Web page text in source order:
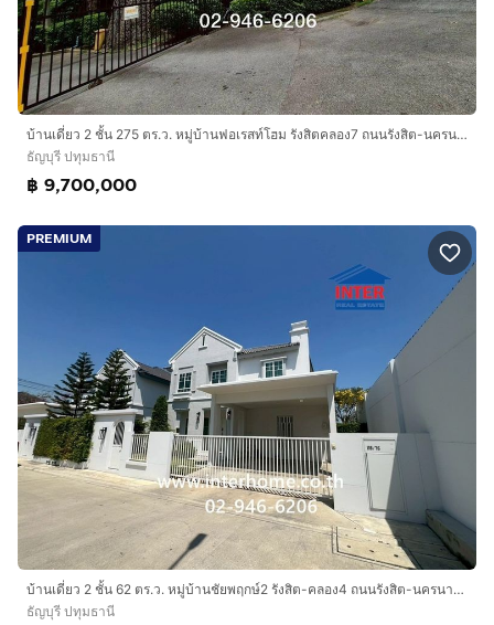
บ้านเดี่ยว 2 ชั้น 275 ตร.ว. หมู่บ้านฟอเรสท์โฮม รังสิตคลอง7 ถนนรังสิต-นครนายก ถนนธัญบุรี ธัญบุรี ปทุมธานี
ธัญบุรี ปทุมธานี
฿ 9,700,000
PREMIUM
บ้านเดี่ยว 2 ชั้น 62 ตร.ว. หมู่บ้านชัยพฤกษ์2 รังสิต-คลอง4 ถนนรังสิต-นครนายก ธัญบุรี ปทุมธานี
ธัญบุรี ปทุมธานี